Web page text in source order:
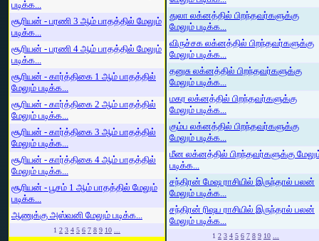
படிக்க...
சூரியன் - பரணி 3 ஆம் பாதத்தில் மேலும்
படிக்க...
சூரியன் - பரணி 4 ஆம் பாதத்தில் மேலும்
படிக்க...
சூரியன் - கார்த்திகை 1 ஆம் பாதத்தில்
மேலும் படிக்க...
சூரியன் - கார்த்திகை 2 ஆம் பாதத்தில்
மேலும் படிக்க...
சூரியன் - கார்த்திகை 3 ஆம் பாதத்தில்
மேலும் படிக்க...
சூரியன் - கார்த்திகை 4 ஆம் பாதத்தில்
மேலும் படிக்க...
சூரியன் - பூசம் 1 ஆம் பாதத்தில் மேலும்
படிக்க...
ஆணுக்கு அஸ்வனி மேலும் படிக்க...
1 2 3 4 5 6 7 8 9 10 ...
துலா லக்னத்தில் பிறந்தவர்களுக்கு
மேலும் படிக்க...
விருச்சக லக்னத்தில் பிறந்தவர்களுக்கு
மேலும் படிக்க...
தனுசு லக்னத்தில் பிறந்தவர்களுக்கு
மேலும் படிக்க...
மகர லக்னத்தில் பிறந்தவர்களுக்கு
மேலும் படிக்க...
கும்ப லக்னத்தில் பிறந்தவர்களுக்கு
மேலும் படிக்க...
மீன லக்னத்தில் பிறந்தவர்களுக்கு
படிக்க...
சந்திரன் மேஷ ராசியில் இருந்தால் பலன்
மேலும் படிக்க...
சந்திரன் ரிஷப ராசியில் இருந்தால் பலன்
மேலும் படிக்க...
1 2 3 4 5 6 7 8 9 10 ...